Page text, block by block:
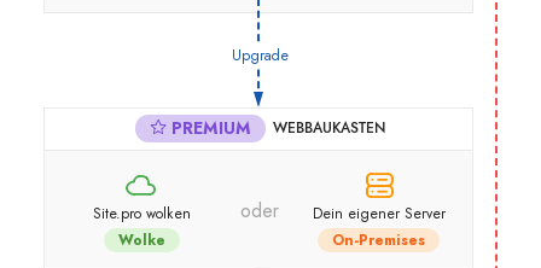
Upgrade
PREMIUM WEBBAUKASTEN
Site.pro wolken
Wolke
oder
Dein eigener Server
On-Premises